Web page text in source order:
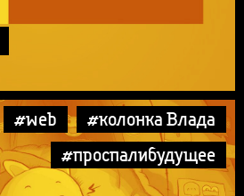
#web
#колонка Влада
#проспалибудущее